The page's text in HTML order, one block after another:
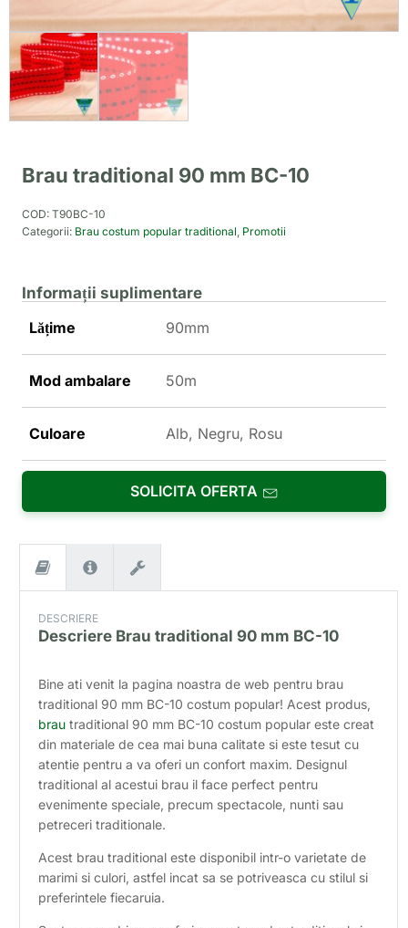
Brau traditional 90 mm BC-10
COD: T90BC-10
Categorii: Brau costum popular traditional, Promotii
Informații suplimentare
Lățime
90mm
Mod ambalare 50m
Culoare Alb, Negru, Rosu
SOLICITA OFERTA
DESCRIERE
Descriere Brau traditional 90 mm BC-10
Bine ati venit la pagina noastra de web pentru brau
traditional 90 mm BC-10 costum popular! Acest produs,
brau traditional 90 mm BC-10 costum popular este creat
din materiale de cea mai buna calitate si este tesut cu
atentie pentru a va oferi un confort maxim. Designul
traditional al acestui brau il face perfect pentru
evenimente speciale, precum spectacole, nunti sau
petreceri traditionale.
Acest brau traditional este disponibil intr-o varietate de
marimi si culori, astfel incat sa se potriveasca cu stilul si
preferintele fiecaruia.